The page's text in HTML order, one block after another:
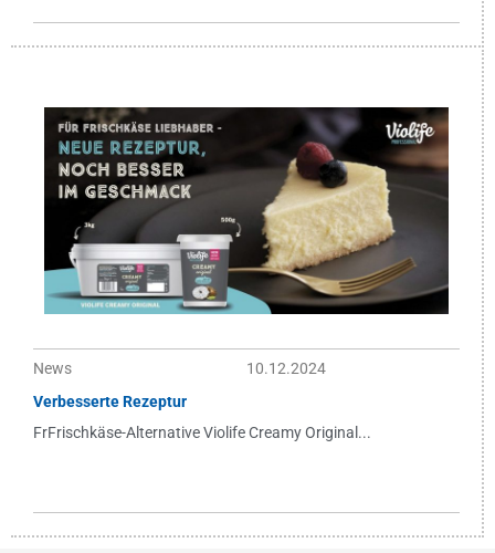
News
10.12.2024
Verbesserte Rezeptur
FrFrischkäse-Alternative Violife Creamy Original...